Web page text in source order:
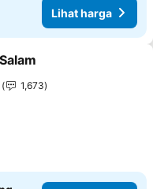
Lihat harga
ke favorit
1,673